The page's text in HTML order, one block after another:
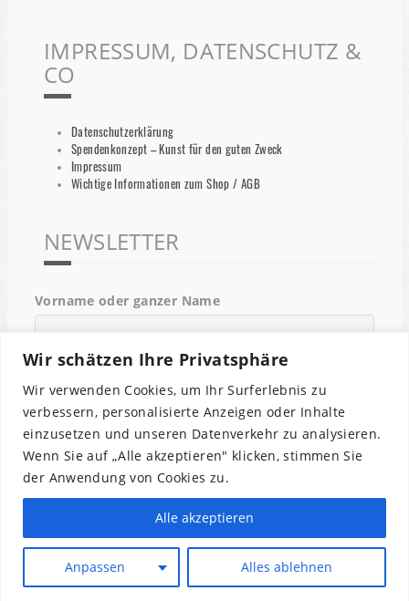
Wir schätzen Ihre Privatsphäre
Wir verwenden Cookies, um Ihr Surferlebnis zu
verbessern, personalisierte Anzeigen oder Inhalte
einzusetzen und unseren Datenverkehr zu analysieren.
Wenn Sie auf „Alle akzeptieren" klicken, stimmen Sie
der Anwendung von Cookies zu.
Anpassen Alles ablehnen
Alle akzeptieren
IMPRESSUM, DATENSCHUTZ &
CO
Datenschutzerklärung
Spendenkonzept – Kunst für den guten Zweck
Impressum
Wichtige Informationen zum Shop / AGB
NEWSLETTER
Vorname oder ganzer Name
Email
Indem Du fortfährst, akzeptierst Du unsere
Datenschutzerklärung.